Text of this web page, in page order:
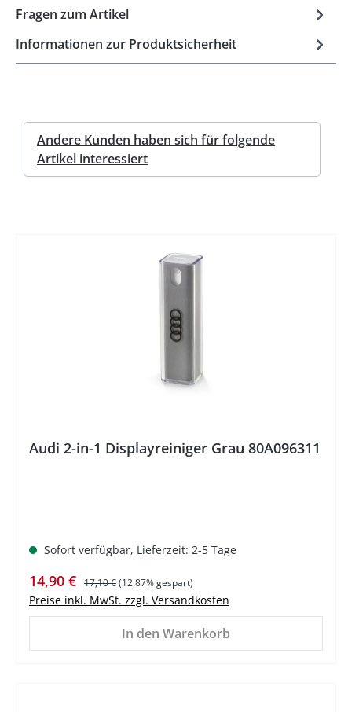
Fragen zum Artikel
Informationen zur Produktsicherheit
Andere Kunden haben sich für folgende
Artikel interessiert
Audi 2-in-1 Displayreiniger Grau 80A096311
Sofort verfügbar, Lieferzeit: 2-5 Tage
Verkaufspreis:
14,90 € Regulärer Preis:
17,10 €(12.87% gespart)
Preise inkl. MwSt. zzgl. Versandkosten
In den Warenkorb